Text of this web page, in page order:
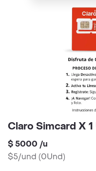
Claro Simcard X
$ 5000 /u
$5/und (0Und)